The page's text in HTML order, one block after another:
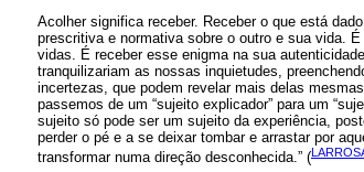
Acolher significa receber. Receber o que está
prescritiva e normativa sobre o outro e sua vida.
vidas. É receber esse enigma na sua
tranquilizariam as nossas inquietudes,
incertezas, que podem revelar mais delas
passemos de um “sujeito explicador” para um
sujeito só pode ser um sujeito da experiência,
perder o pé e a se deixar tombar e arrastar por
transformar numa direção desconhecida.” (